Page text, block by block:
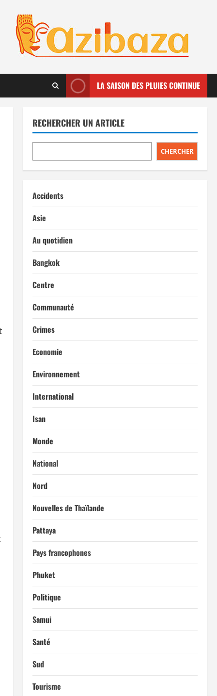
LA SAISON DES PLUIES CONTINUE
RECHERCHER UN ARTICLE
CHERCHER
Accidents
Asie
Au quotidien
Bangkok
Centre
Communauté
Crimes
Economie
Environnement
International
Isan
Monde
National
Nord
Nouvelles de Thaïlande
Pattaya
Pays francophones
Phuket
Politique
Samui
Santé
Sud
Tourisme